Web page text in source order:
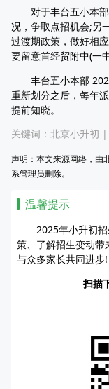
对于丰台五小本部
况，争取点招机会;另
过渡期政策，做好相
要留意首经贸附中(一
丰台五小本部
重新划分之后，每年
提前知晓。
关键词： 北京小升初 |
声明：本文来源网络，由
系管理员删除。
温馨提示
2025年小升初招
策、了解招生变动带
与众多家长共同进步!
扫描